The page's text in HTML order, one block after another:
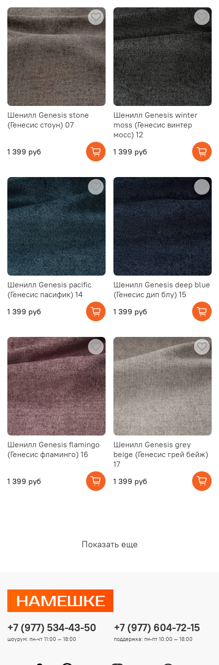
Шенилл Genesis stone
(Генесис стоун) 07
1 399 руб
Шенилл Genesis winter
moss (Генесис винтер
мосс) 12
1 399 руб
Шенилл Genesis pacific
(Генесис пасифик) 14
1 399 руб
Шенилл Genesis deep blue
(Генесис дип блу) 15
1 399 руб
Шенилл Genesis flamingo
(Генесис фламинго) 16
1 399 руб
Шенилл Genesis grey
beige (Генесис грей бейж)
17
1 399 руб
Показать еще
+7 (977) 534-43-50
шоурум: пн-чт 11:00 — 18:00
+7 (977) 604-72-15
поддержка: пн-пт 10:00 — 18:00